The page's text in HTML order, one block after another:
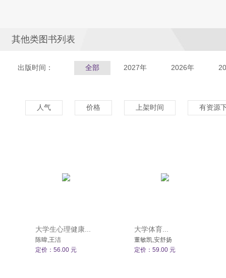
其他类图书列表
出版时间： 全部 2027年 2026年
人气 价格 上架时间 有资源
大学生心理健康...
陈暐,王洁
定价：56.00 元
大学体育...
董敏凯,安舒扬
定价：59.00 元